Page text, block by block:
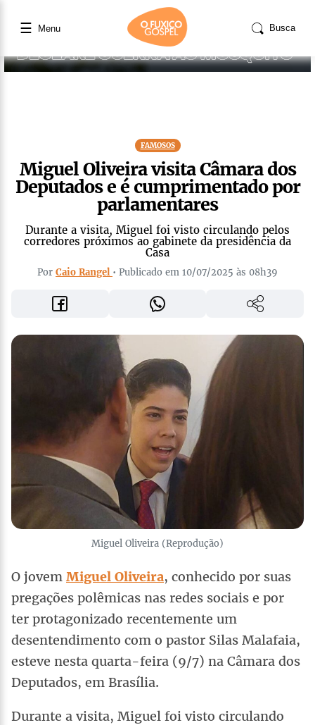
☰ Menu Busca
FAMOSOS
Miguel Oliveira visita Câmara dos
Deputados e é cumprimentado por
parlamentares
Durante a visita, Miguel foi visto circulando pelos
corredores próximos ao gabinete da presidência da
Casa
Por Caio Rangel • Publicado em 10/07/2025 às 08h39
Miguel Oliveira (Reprodução)
O jovem Miguel Oliveira, conhecido por suas
pregações polêmicas nas redes sociais e por
ter protagonizado recentemente um
desentendimento com o pastor Silas Malafaia,
esteve nesta quarta-feira (9/7) na Câmara dos
Deputados, em Brasília.
Durante a visita, Miguel foi visto circulando